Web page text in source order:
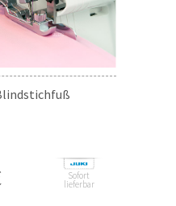
Sofort
lieferbar